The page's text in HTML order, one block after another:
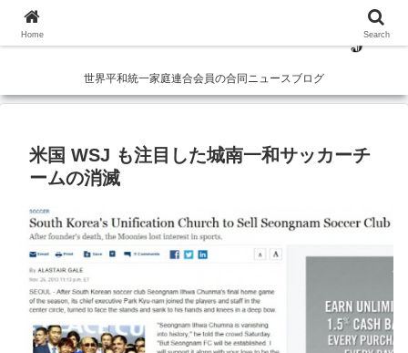
世界平和統一家庭連合会員の合同ニュースブログ
米国 WSJ も注目した城南一和サッカーチ
ームの消滅
Home Search